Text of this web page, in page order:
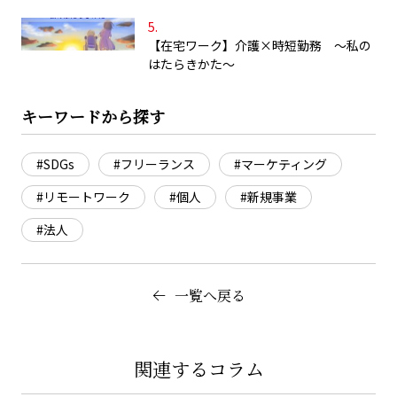
【在宅ワーク】介護×時短勤務 ～私の
はたらきかた～
キーワードから探す
#SDGs #フリーランス
#マーケティング
#リモートワーク
#個人
#新規事業
#法人
一覧へ戻る
関連するコラム